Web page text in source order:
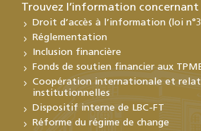
Trouvez l’information concernant
Droit d’accès à l’information (loi
Réglementation
Inclusion financière
Fonds de soutien financier aux
Coopération internationale et
institutionnelles
Dispositif interne de LBC-FT
Réforme du régime de change